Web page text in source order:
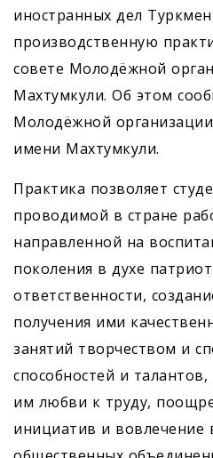
иностранных дел
производственную
совете Молодёжной
Махтумкули. Об этом
Молодёжной
имени Махтумкули.
Практика позволяет
проводимой в стране
направленной на
поколения в духе
ответственности,
получения ими
занятий творчеством и
способностей и
им любви к труду,
инициатив и вовлечение